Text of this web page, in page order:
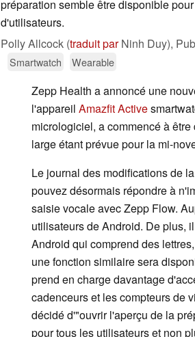
préparation semble être disponible
d'utilisateurs.
Polly Allcock (traduit parNinh Duy),
Smartwatch Wearable
Zepp Health a annoncé une
l'appareil Amazfit Active
micrologiciel, a commencé à
large étant prévue pour la mi-
Le journal des modifications de
pouvez désormais répondre à
saisie vocale avec Zepp Flow.
utilisateurs de Android. De plus,
Android qui comprend des
une fonction similaire sera
prend en charge davantage
cadenceurs et les compteurs de
décidé d'"ouvrir l'aperçu de la
pour tous les utilisateurs et non